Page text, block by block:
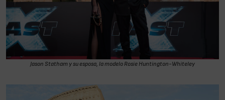
Jason Statham y su esposa, la modelo Rosie Huntington-Whiteley